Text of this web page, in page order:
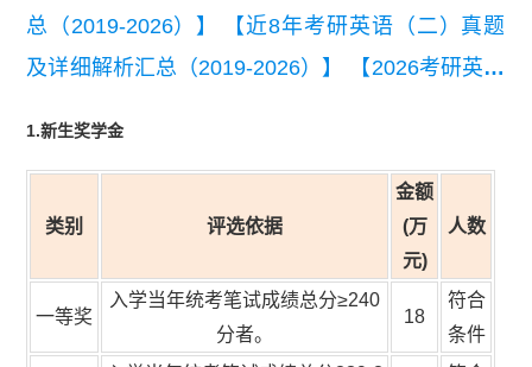
总（2019-2026）】
【近8年考研英语（二）真题
及详细解析汇总（2019-2026）】
【2026考研英语
1.新生奖学金
类别 评选依据
金额
(万
元)
人数
一等奖
入学当年统考笔试成绩总分≥240
分者。
18
符合
条件